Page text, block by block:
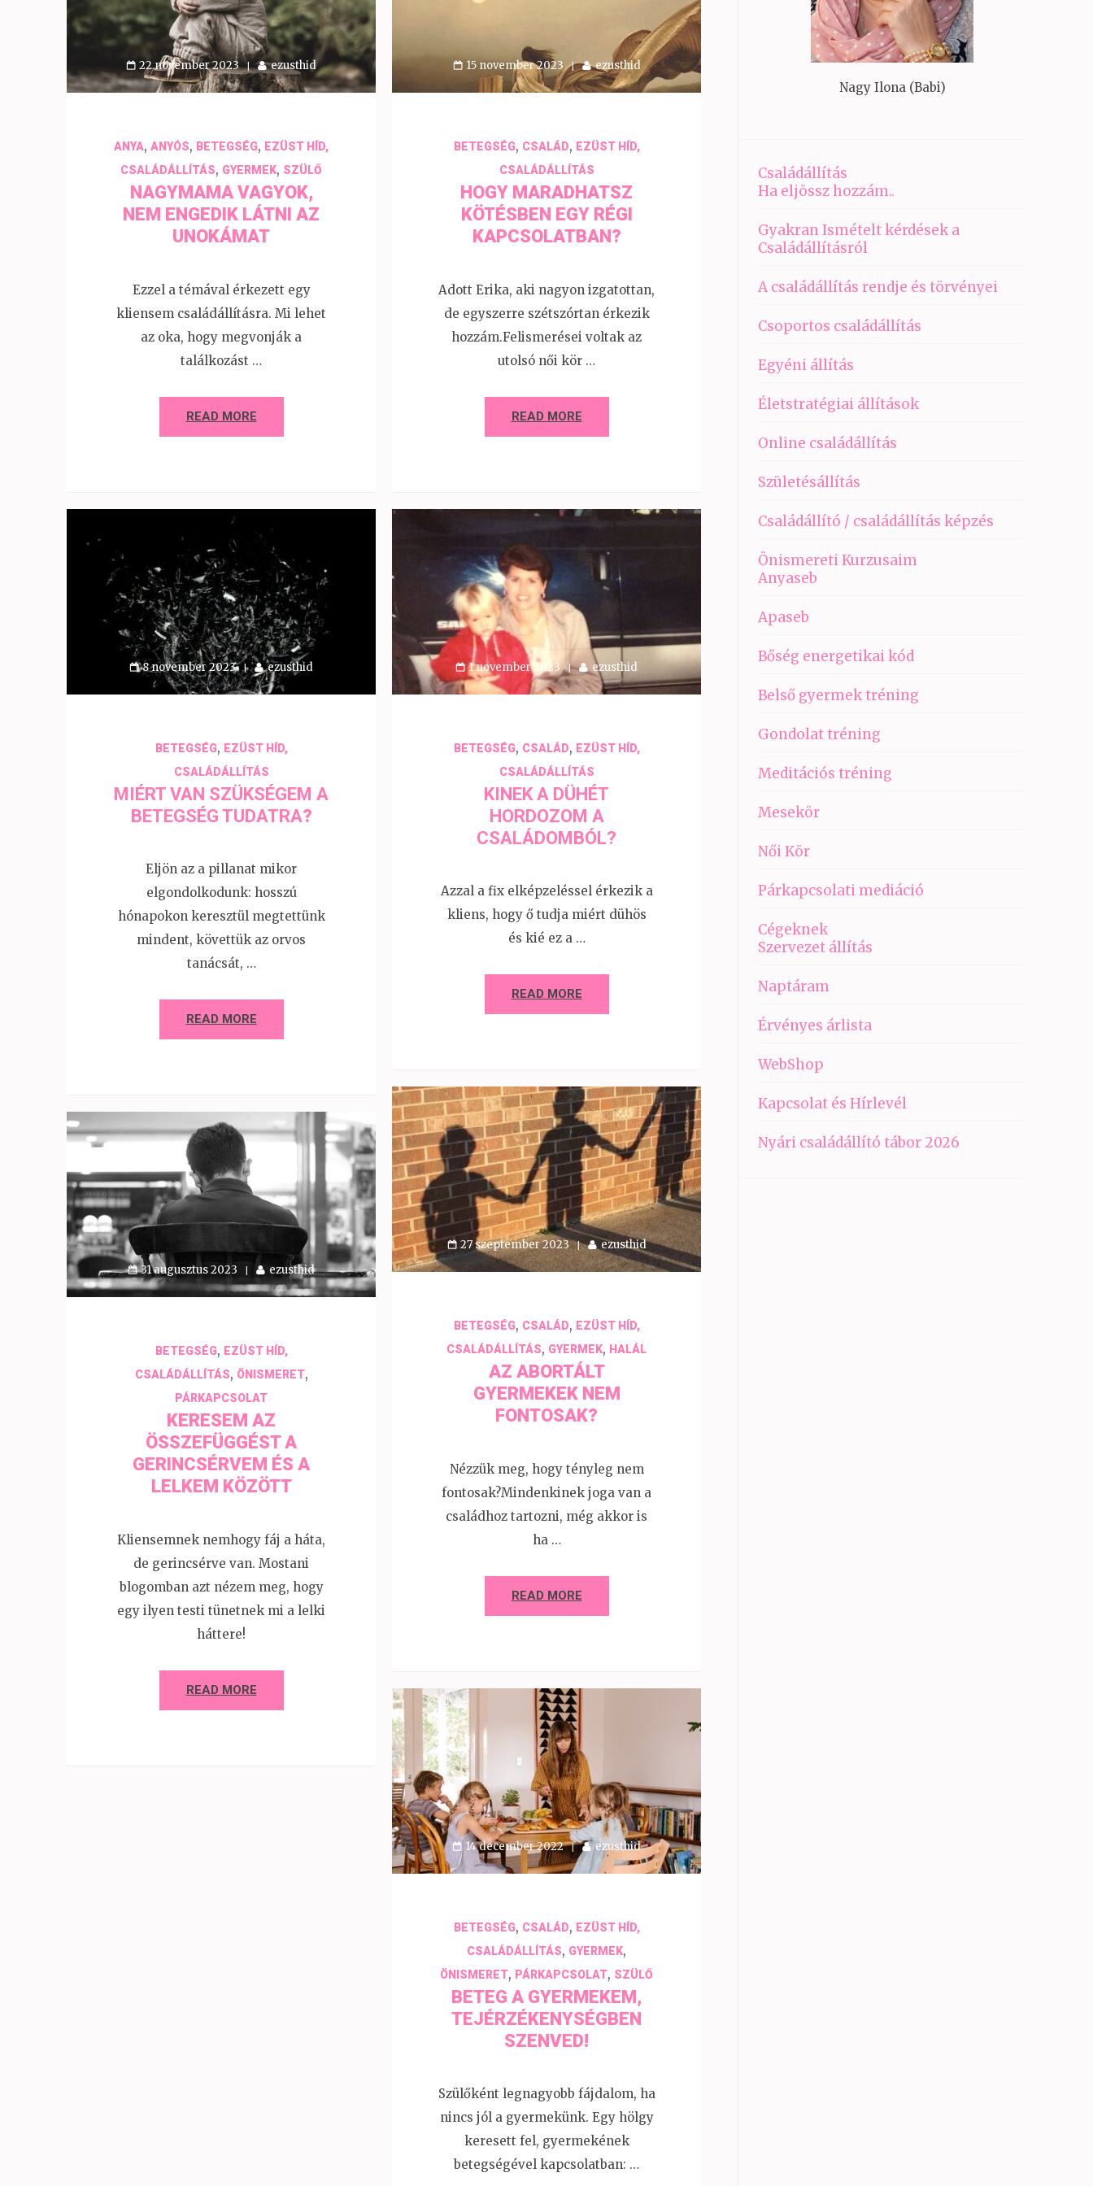
22 november 2023 ezusthid
ANYA, ANYÓS, BETEGSÉG, EZÜST HÍD,
CSALÁDÁLLÍTÁS, GYERMEK, SZÜLŐ
NAGYMAMA VAGYOK,
NEM ENGEDIK LÁTNI AZ
UNOKÁMAT
Ezzel a témával érkezett egy
kliensem családállításra. Mi lehet
az oka, hogy megvonják a
találkozást …
READ MORE
15 november 2023 ezusthid
BETEGSÉG, CSALÁD, EZÜST HÍD,
CSALÁDÁLLÍTÁS
HOGY MARADHATSZ
KÖTÉSBEN EGY RÉGI
KAPCSOLATBAN?
Adott Erika, aki nagyon izgatottan,
de egyszerre szétszórtan érkezik
hozzám.Felismerései voltak az
utolsó női kör …
READ MORE
8 november 2023 ezusthid
BETEGSÉG, EZÜST HÍD,
CSALÁDÁLLÍTÁS
MIÉRT VAN SZÜKSÉGEM A
BETEGSÉG TUDATRA?
Eljön az a pillanat mikor
elgondolkodunk: hosszú
hónapokon keresztül megtettünk
mindent, követtük az orvos
tanácsát, …
READ MORE
1 november 2023 ezusthid
BETEGSÉG, CSALÁD, EZÜST HÍD,
CSALÁDÁLLÍTÁS
KINEK A DÜHÉT
HORDOZOM A
CSALÁDOMBÓL?
Azzal a fix elképzeléssel érkezik a
kliens, hogy ő tudja miért dühös
és kié ez a …
READ MORE
27 szeptember 2023 ezusthid
BETEGSÉG, CSALÁD, EZÜST HÍD,
CSALÁDÁLLÍTÁS, GYERMEK, HALÁL
AZ ABORTÁLT
GYERMEKEK NEM
FONTOSAK?
Nézzük meg, hogy tényleg nem
fontosak?Mindenkinek joga van a
családhoz tartozni, még akkor is
ha …
READ MORE
31 augusztus 2023 ezusthid
BETEGSÉG, EZÜST HÍD,
CSALÁDÁLLÍTÁS, ÖNISMERET,
PÁRKAPCSOLAT
KERESEM AZ
ÖSSZEFÜGGÉST A
GERINCSÉRVEM ÉS A
LELKEM KÖZÖTT
Kliensemnek nemhogy fáj a háta,
de gerincsérve van. Mostani
blogomban azt nézem meg, hogy
egy ilyen testi tünetnek mi a lelki
háttere!
READ MORE
14 december 2022 ezusthid
BETEGSÉG, CSALÁD, EZÜST HÍD,
CSALÁDÁLLÍTÁS, GYERMEK,
ÖNISMERET, PÁRKAPCSOLAT, SZÜLŐ
BETEG A GYERMEKEM,
TEJÉRZÉKENYSÉGBEN
SZENVED!
Szülőként legnagyobb fájdalom, ha
nincs jól a gyermekünk. Egy hölgy
keresett fel, gyermekének
betegségével kapcsolatban: …
Nagy Ilona (Babi)
Családállítás
Ha eljössz hozzám..
Gyakran Ismételt kérdések a
Családállításról
A családállítás rendje és törvényei
Csoportos családállítás
Egyéni állítás
Életstratégiai állítások
Online családállítás
Születésállítás
Családállító / családállítás képzés
Önismereti Kurzusaim
Anyaseb
Apaseb
Bőség energetikai kód
Belső gyermek tréning
Gondolat tréning
Meditációs tréning
Mesekör
Női Kör
Párkapcsolati mediáció
Cégeknek
Szervezet állítás
Naptáram
Érvényes árlista
WebShop
Kapcsolat és Hírlevél
Nyári családállító tábor 2026